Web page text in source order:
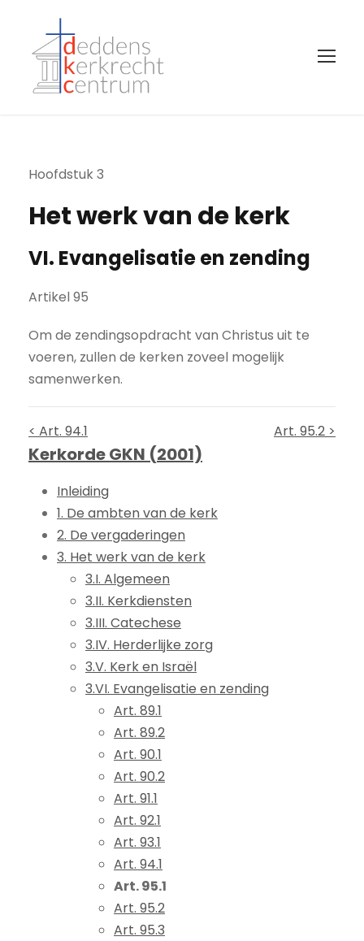
Hoofdstuk 3
Het werk van de kerk
VI. Evangelisatie en zending
Artikel 95
Om de zendingsopdracht van Christus uit te
voeren, zullen de kerken zoveel mogelijk
samenwerken.
< Art. 94.1 Art. 95.2 >
Kerkorde GKN (2001)
Inleiding
1. De ambten van de kerk
2. De vergaderingen
3. Het werk van de kerk
3.I. Algemeen
3.II. Kerkdiensten
3.III. Catechese
3.IV. Herderlijke zorg
3.V. Kerk en Israël
3.VI. Evangelisatie en zending
Art. 89.1
Art. 89.2
Art. 90.1
Art. 90.2
Art. 91.1
Art. 92.1
Art. 93.1
Art. 94.1
Art. 95.1
Art. 95.2
Art. 95.3